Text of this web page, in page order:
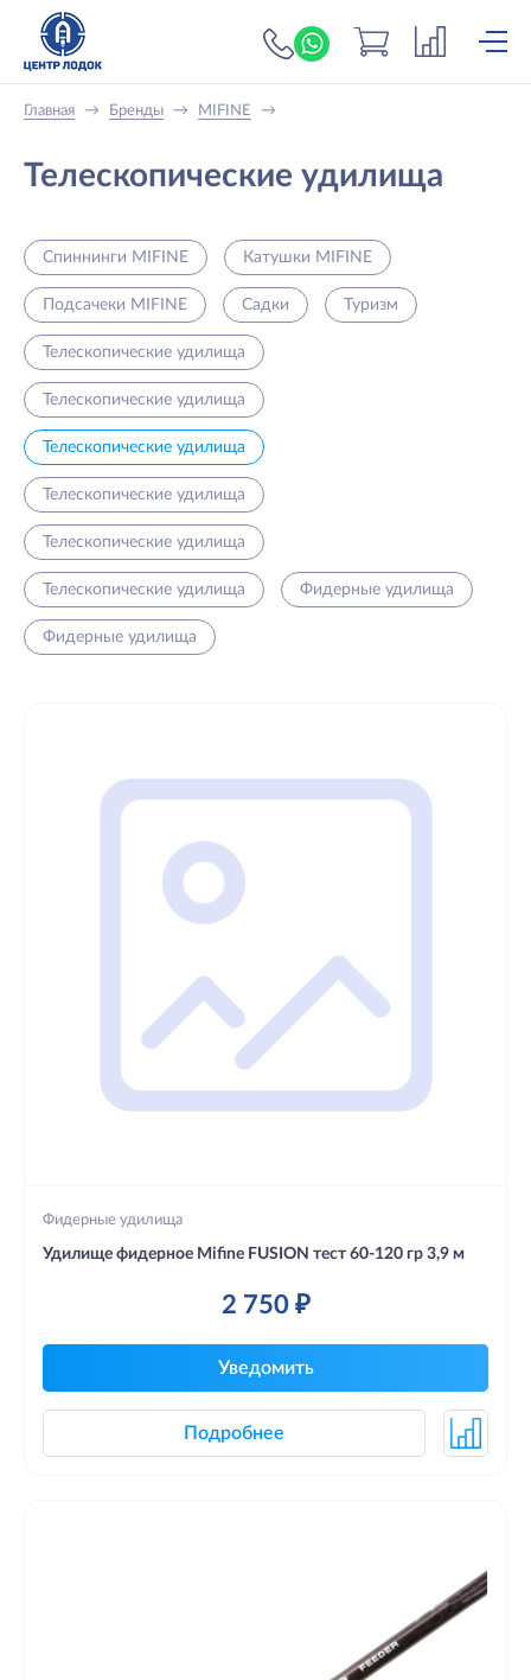
+7 (919) 698-56-
Главная → Бренды → MIFINE →
Телескопические удилища
Спиннинги MIFINE Катушки MIFINE
Подсачеки MIFINE Садки Туризм
Телескопические удилища
Телескопические удилища
Телескопические удилища
Телескопические удилища
Телескопические удилища
Телескопические удилища Фидерные удилища
Фидерные удилища
Фидерные удилища
Удилище фидерное Mifine FUSION тест 60-120 гр 3,9 м
2 750 ₽
Уведомить
Подробнее